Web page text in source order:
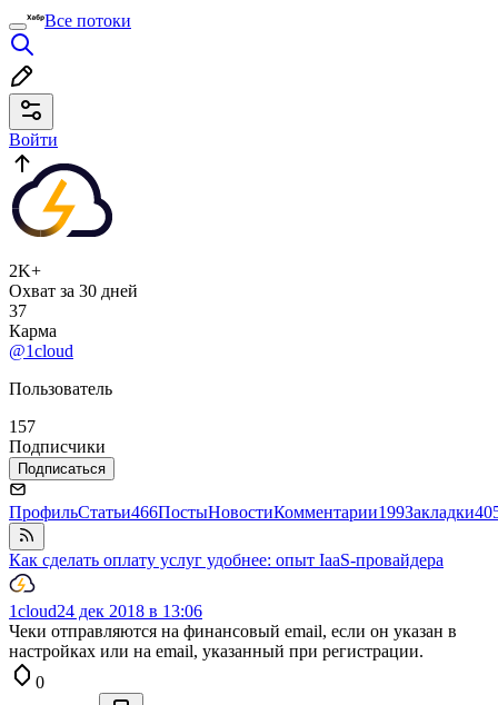
Все потоки
Войти
2K+
Охват за 30 дней
37
Карма
@1cloud
Пользователь
157
Подписчики
Подписаться
ПрофильСтатьи466ПостыНовостиКомментарии199Закладки
Как сделать оплату услуг удобнее: опыт IaaS-провайдера
1cloud24 дек 2018 в 13:06
Чеки отправляются на финансовый email, если он указан в
настройках или на email, указанный при регистрации.
0